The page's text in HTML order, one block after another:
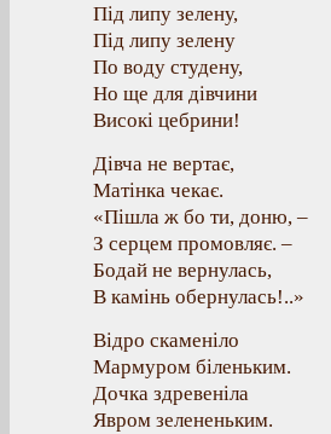
Під липу зелену,
Під липу зелену
По воду студену,
Но ще для дівчини
Високі цебрини!
Дівча не вертає,
Матінка чекає.
«Пішла ж бо ти, доню, –
З серцем промовляє. –
Бодай не вернулась,
В камінь обернулась!..»
Відро скаменіло
Мармуром біленьким.
Дочка здревеніла
Явром зелененьким.